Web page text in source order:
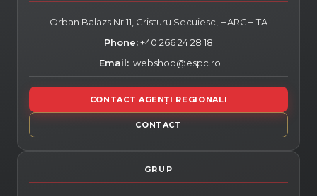
Orban Balazs Nr 11, Cristuru Secuiesc, HARGHITA
Phone:+40 266 24 28 18
Email: webshop@espc.ro
CONTACT AGENȚI REGIONALI
CONTACT